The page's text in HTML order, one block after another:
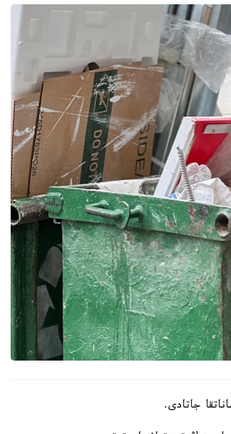
جاتادى.